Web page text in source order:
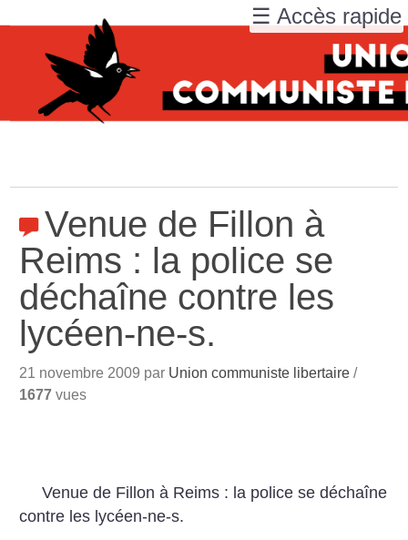
Venue de Fillon à
Reims : la police se
déchaîne contre les
lycéen-ne-s.
21 novembre 2009 par Union communiste libertaire /
1677 vues
Venue de Fillon à Reims : la police se déchaîne
contre les lycéen-ne-s.
☰ Accès rapide